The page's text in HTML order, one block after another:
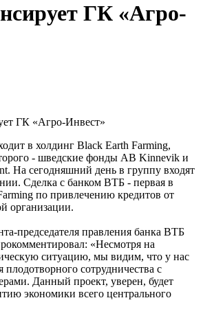
ГК «Агро-
ГК «Агро-Инвест»
в холдинг Black Earth Farming,
- шведские фонды AB Kinnevik и
На сегодняшний день в группу входят
Сделка с банком ВТБ - первая в
по привлечению кредитов от
организации.
председателя правления банка ВТБ
«Несмотря на
ситуацию, мы видим, что у нас
плодотворного сотрудничества с
Данный проект, уверен, будет
экономики всего центрального